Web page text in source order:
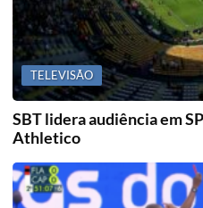
TELEVISÃO
SBT lidera audiência em
Athletico